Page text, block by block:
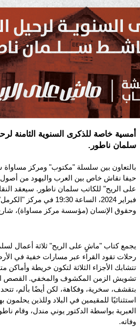
أمسية خاصة للذكرى السنوية الثامنة
سلمان ناطور.
بالتعاون بين سلسلة "مكتوب" ومركز مساواة
حيفا نقاش خاص بين العرب واليهود من
فبراير 2024، الساعة 19:30
وحقوق الإنسان (مؤسسة مركز مساواة)، شارع
يجمع كتاب "ماشٍ على الريح" ثلاثة أعمال
رحلات تقود القراء عبر مسارات خفية في
تتشابك الأجزاء الثلاثة لتكون خريطة
تشويش الزمن المكشوف والمخفي. القصص
بتقشف، سخرية، وفكاهة، لكن أيضًا بألم، تتحد
استثنائيًا للمقيمين في البلاد وللذين
العبرية بواسطة الدكتور يوني مندل، وقام
وفاته.